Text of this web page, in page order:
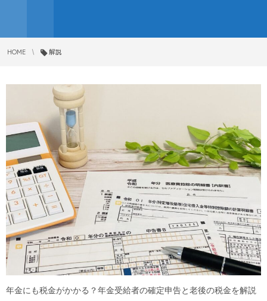
HOME 解説
年金にも税金がかかる？年金受給者の確定申告と老後の税金を解説